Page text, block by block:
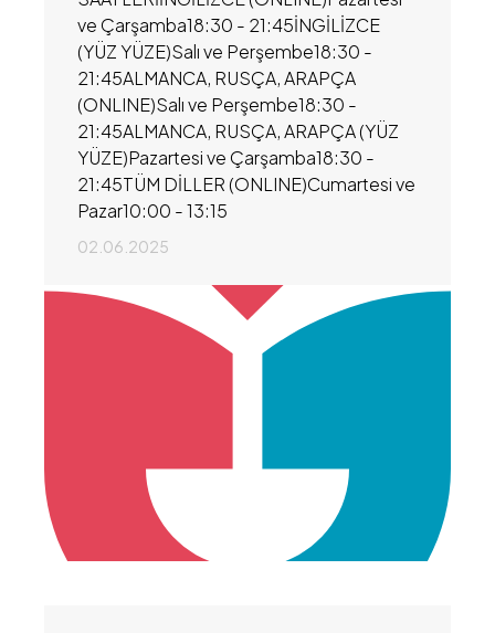
ve Çarşamba18:30 - 21:45İNGİLİZCE
(YÜZ YÜZE)Salı ve Perşembe18:30 -
21:45ALMANCA, RUSÇA, ARAPÇA
(ONLINE)Salı ve Perşembe18:30 -
21:45ALMANCA, RUSÇA, ARAPÇA (YÜZ
YÜZE)Pazartesi ve Çarşamba18:30 -
21:45TÜM DİLLER (ONLINE)Cumartesi ve
Pazar10:00 - 13:15
02.06.2025